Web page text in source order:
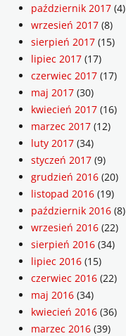
październik 2017 (4)
wrzesień 2017 (8)
sierpień 2017 (15)
lipiec 2017 (17)
czerwiec 2017 (17)
maj 2017 (30)
kwiecień 2017 (16)
marzec 2017 (12)
luty 2017 (34)
styczeń 2017 (9)
grudzień 2016 (20)
listopad 2016 (19)
październik 2016 (8)
wrzesień 2016 (22)
sierpień 2016 (34)
lipiec 2016 (15)
czerwiec 2016 (22)
maj 2016 (34)
kwiecień 2016 (36)
marzec 2016 (39)